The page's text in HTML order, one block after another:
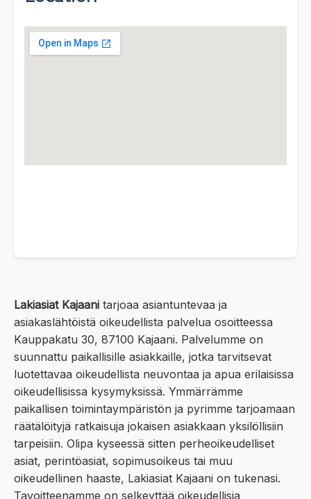
Lakiasiat Kajaani tarjoaa asiantuntevaa ja
asiakaslähtöistä oikeudellista palvelua osoitteessa
Kauppakatu 30, 87100 Kajaani. Palvelumme on
suunnattu paikallisille asiakkaille, jotka tarvitsevat
luotettavaa oikeudellista neuvontaa ja apua erilaisissa
oikeudellisissa kysymyksissä. Ymmärrämme
paikallisen toimintaympäristön ja pyrimme tarjoamaan
räätälöityjä ratkaisuja jokaisen asiakkaan yksilöllisiin
tarpeisiin. Olipa kyseessä sitten perheoikeudelliset
asiat, perintöasiat, sopimusoikeus tai muu
oikeudellinen haaste, Lakiasiat Kajaani on tukenasi.
Tavoitteenamme on selkeyttää oikeudellisia